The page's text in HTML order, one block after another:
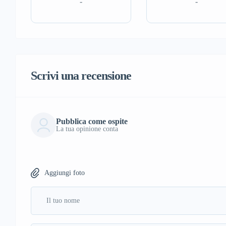
Scrivi una recensione
Pubblica come ospite
La tua opinione conta
Aggiungi foto